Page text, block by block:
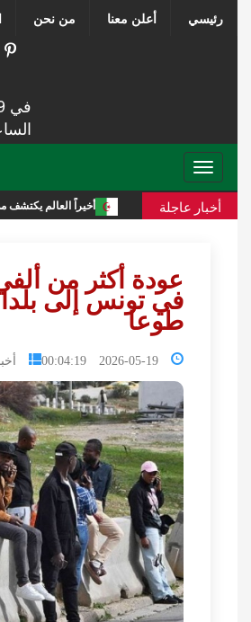
رئيسي أعلن معنا من نحن
الساعة
Toggle
navigation
أخبار عاجلة أخيراً العالم يكتشف مدينة سبتة
عودة أكثر من
في تونس إلى
طوعا
2026-05-19 00:04:19